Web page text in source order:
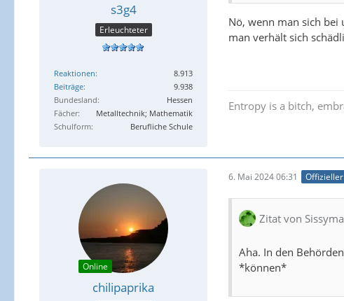
s3g4
Erleuchteter
Reaktionen
8.913
Beiträge
9.938
Bundesland
Hessen
Fächer
Metalltechnik; Mathematik
Schulform
Berufliche Schule
Nö, wenn man sich bei
man verhält sich
Entropy is a bitch,
Online
chilipaprika
6. Mai 2024 06:31
Zitat von
Aha. In den
*können*